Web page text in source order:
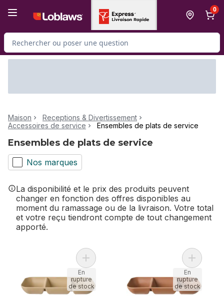
0
Rechercher des produits
Maison
Receptions & Divertissement
Accessoires de service
Ensembles de plats de service
Ensembles de plats de service
Nos marques
La disponibilité et le prix des produits peuvent
changer en fonction des offres disponibles au
moment du ramassage ou de la livraison. Votre total
et votre reçu tiendront compte de tout changement
apporté.
Ajouter Plateau à collations
En
rupture
de stock
Ajouter
En
rupture
de stock